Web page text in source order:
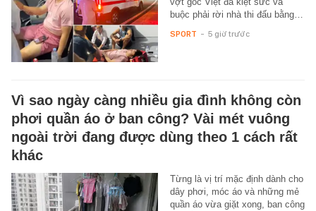
buộc phải rời nhà thi đấu bằng…
SPORT - 5 giờ trước
Vì sao ngày càng nhiều gia đình không còn
phơi quần áo ở ban công? Vài mét vuông
ngoài trời đang được dùng theo 1 cách rất
khác
Từng là vị trí mặc định dành cho
dây phơi, móc áo và những mẻ
quần áo vừa giặt xong, ban công